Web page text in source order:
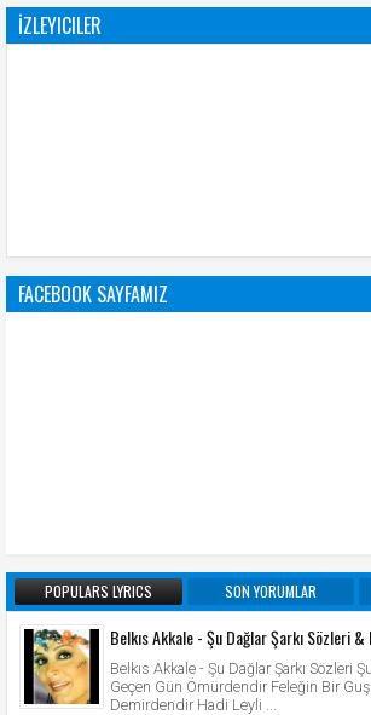
İZLEYICILER
FACEBOOK SAYFAMIZ
POPULARS LYRICS SON YORUMLAR
Belkıs Akkale - Şu Dağlar Şarkı Sözleri &
Belkıs Akkale - Şu Dağlar Şarkı Sözleri
Geçen Gün Ömürdendir Feleğin Bir
Demirdendir Hadi Leyli ...